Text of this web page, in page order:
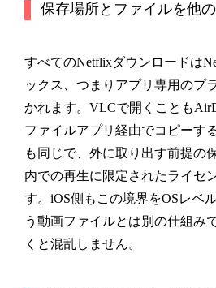
保存場所とファイルを他
すべてのNetflixダウンロードは
ックス、つまりアプリ専用のプ
かれます。VLCで開くことも
ファイルアプリ経由でコピーす
も同じで、外に取り出す前提の
内での再生に限定されたライセ
す。iOS側もこの境界をOSレベ
う動画ファイルとは別の仕組み
くと混乱しません。